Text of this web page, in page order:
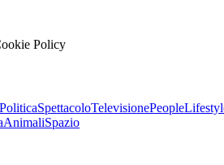
Policy
PoliticaSpettacoloTelevisionePeople
AnimaliSpazio